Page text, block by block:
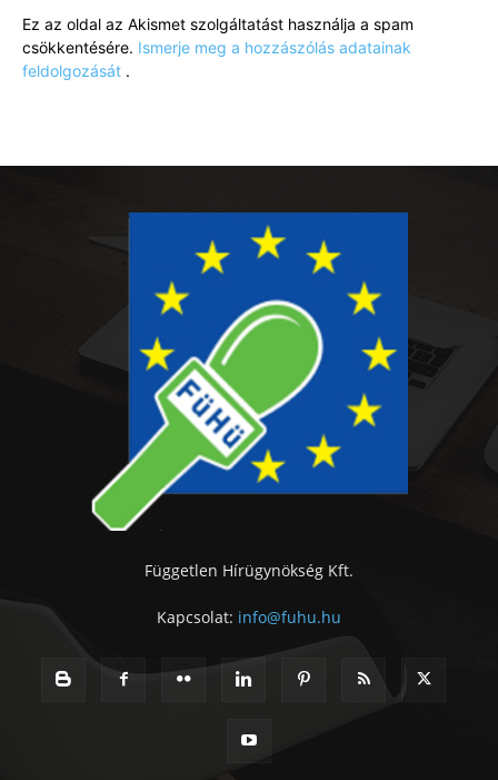
Ez az oldal az Akismet szolgáltatást használja a spam
csökkentésére. Ismerje meg a hozzászólás adatainak
feldolgozását .
Független Hírügynökség Kft.
Kapcsolat: info@fuhu.hu